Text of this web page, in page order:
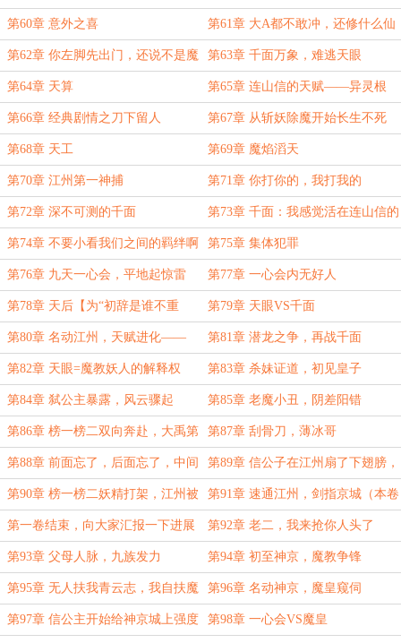
第60章 意外之喜 第61章 大A都不敢冲，还修什么仙
第62章 你左脚先出门，还说不是魔
教妖人
第63章 千面万象，难逃天眼
第64章 天算 第65章 连山信的天赋——异灵根
第66章 经典剧情之刀下留人 第67章 从斩妖除魔开始长生不死
第68章 天工 第69章 魔焰滔天
第70章 江州第一神捕 第71章 你打你的，我打我的
第72章 深不可测的千面 第73章 千面：我感觉活在连山信的
阴影里
第74章 不要小看我们之间的羁绊啊 第75章 集体犯罪
第76章 九天一心会，平地起惊雷 第77章 一心会内无好人
第78章 天后【为“初辞是谁不重
要”盟主加更】
第79章 天眼VS千面
第80章 名动江州，天赋进化——
《天眼查》
第81章 潜龙之争，再战千面
第82章 天眼=魔教妖人的解释权 第83章 杀妹证道，初见皇子
第84章 弑公主暴露，风云骤起 第85章 老魔小丑，阴差阳错
第86章 榜一榜二双向奔赴，大禹第
一魅魔
第87章 刮骨刀，薄冰哥
第88章 前面忘了，后面忘了，中间
也忘了，反正你就是凶手
第89章 信公子在江州扇了下翅膀，
京城发生了一场政变
第90章 榜一榜二妖精打架，江州被
打没了
第91章 速通江州，剑指京城（本卷
终）
第一卷结束，向大家汇报一下进展
和剧情安排
第92章 老二，我来抢你人头了
第93章 父母人脉，九族发力 第94章 初至神京，魔教争锋
【为“苏格兰松饼人”盟主加更】
第95章 无人扶我青云志，我自扶魔
至山巅
第96章 名动神京，魔皇窥伺
第97章 信公主开始给神京城上强度 第98章 一心会VS魔皇